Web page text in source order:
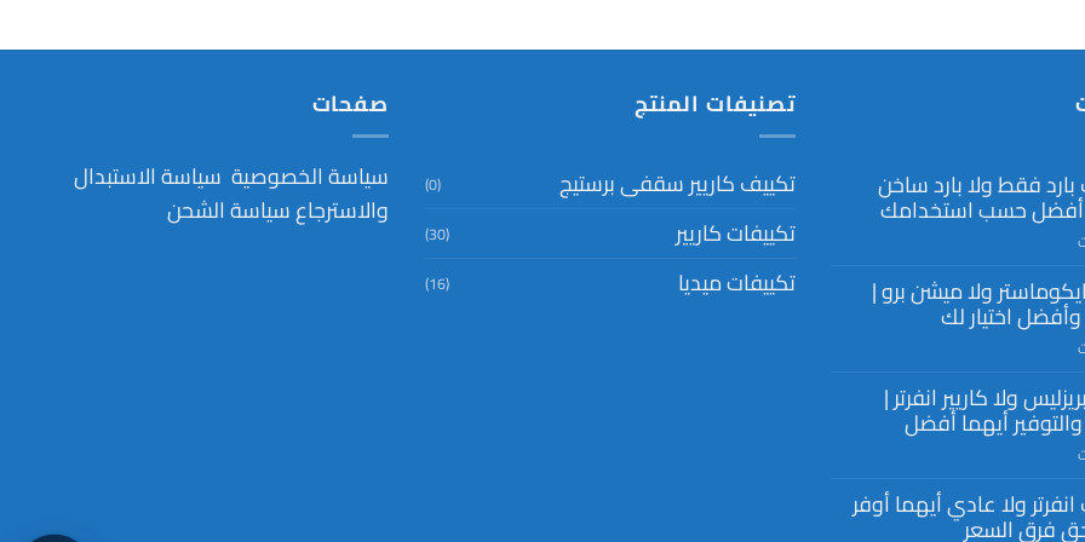
فقط ولا بارد ساخن
أفضل حسب استخدامك
ولا ميشن برو |
اختيار لك
ولا كاريير انفرتر |
والتوفير أيهما أفضل
ولا عادي أيهما أوفر
فرق السعر
تصنيفات المنتج
تكييف كاريير سقفى برستيج (0)
تكييفات كاريير (30)
تكييفات ميديا (16)
صفحات
سياسة الخصوصية سياسة الاستبدال
والاسترجاعسياسة الشحن